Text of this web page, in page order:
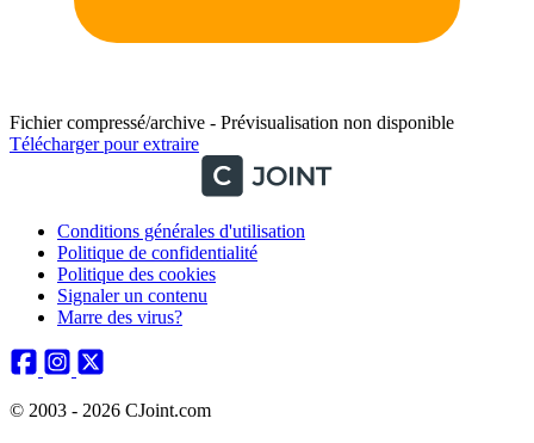
Fichier compressé/archive - Prévisualisation non disponible
Télécharger pour extraire
Conditions générales d'utilisation
Politique de confidentialité
Politique des cookies
Signaler un contenu
Marre des virus?
© 2003 - 2026 CJoint.com